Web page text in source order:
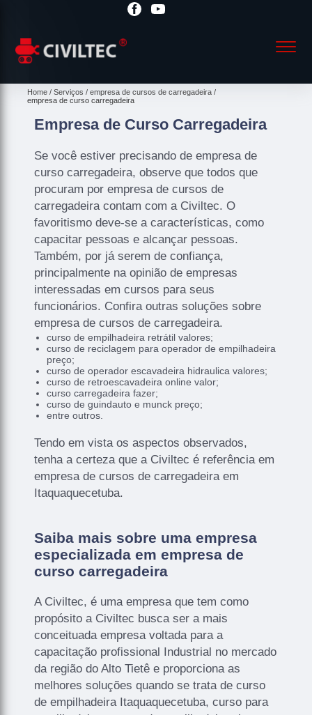
Home Serviços
empresa de cursos de carregadeira
empresa de curso carregadeira
Empresa de Curso Carregadeira
Se você estiver precisando de empresa de
curso carregadeira, observe que todos que
procuram por empresa de cursos de
carregadeira contam com a Civiltec. O
favoritismo deve-se a características, como
capacitar pessoas e alcançar pessoas.
Também, por já serem de confiança,
principalmente na opinião de empresas
interessadas em cursos para seus
funcionários. Confira outras soluções sobre
empresa de cursos de carregadeira.
curso de empilhadeira retrátil valores;
curso de reciclagem para operador de empilhadeira
preço;
curso de operador escavadeira hidraulica valores;
curso de retroescavadeira online valor;
curso carregadeira fazer;
curso de guindauto e munck preço;
entre outros.
Tendo em vista os aspectos observados,
tenha a certeza que a Civiltec é referência em
empresa de cursos de carregadeira em
Itaquaquecetuba.
Saiba mais sobre uma empresa
especializada em empresa de
curso carregadeira
A Civiltec, é uma empresa que tem como
propósito a Civiltec busca ser a mais
conceituada empresa voltada para a
capacitação profissional Industrial no mercado
da região do Alto Tietê e proporciona as
melhores soluções quando se trata de curso
de empilhadeira Itaquaquecetuba, curso para